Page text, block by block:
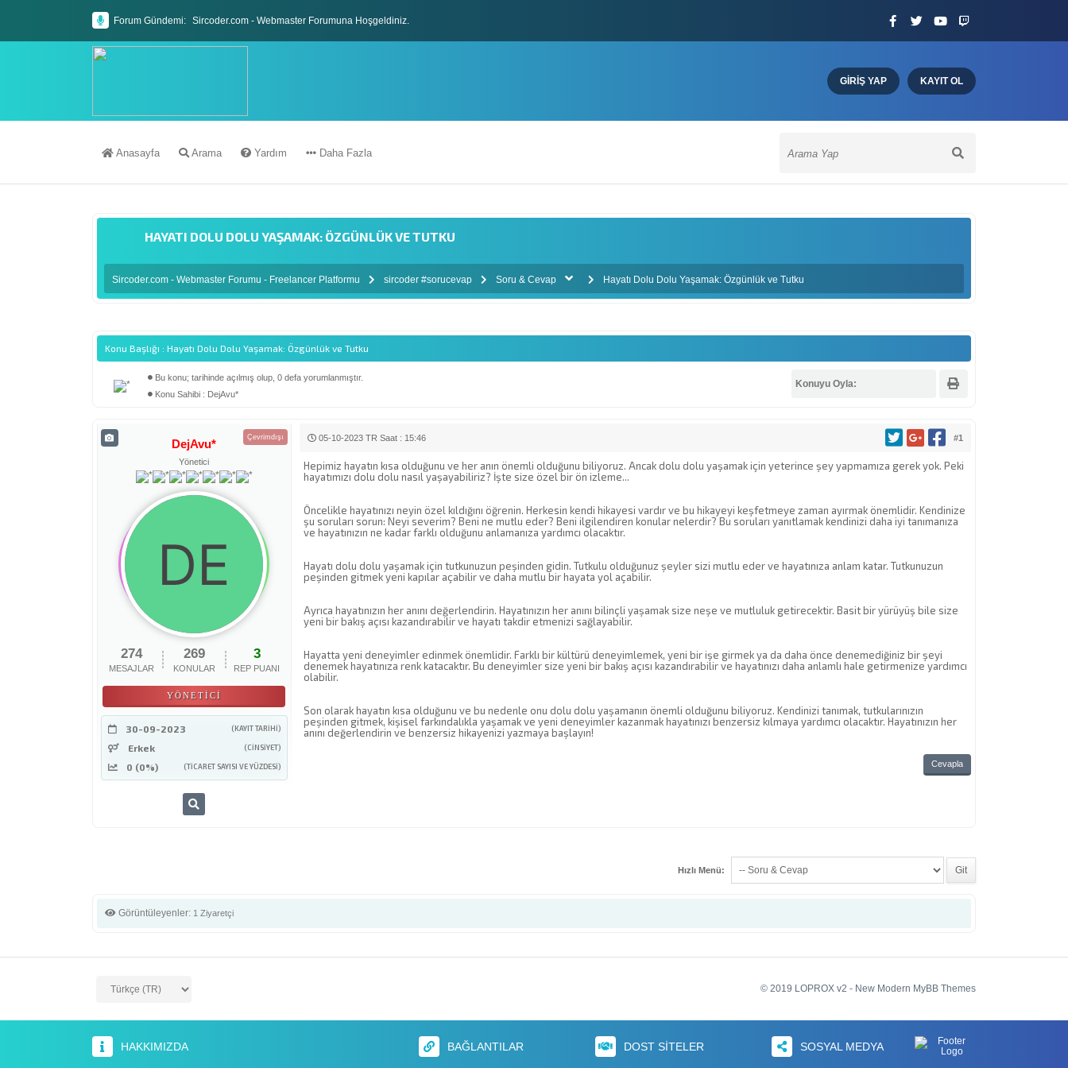
Forum Gündemi: Sircoder.com - Webmaster Forumuna Hoşgeldiniz.
GIRIŞ YAP
KAYIT OL
Anasayfa Arama Yardım Daha Fazla
Sircoder.com - Webmaster Forumu - Freelancer Platformu sircoder #sorucevap Soru & Cevap Hayatı Dolu Dolu Yaşamak: Özgünlük ve Tutku
HAYATI DOLU DOLU YAŞAMAK: ÖZGÜNLÜK VE TUTKU
Konu Başlığı : Hayatı Dolu Dolu Yaşamak: Özgünlük ve Tutku
Bu konu; tarihinde açılmış olup, 0 defa yorumlanmıştır.
Konu Sahibi : DejAvu*
Konuyu Oyla:
Derecelendirme: 0/5 - 0 oy
Çevrimdışı
DejAvu*
Yönetici
274
MESAJLAR
269
KONULAR
3
REP PUANI
YÖNETICI
30-09-2023 (KAYIT TARIHI)
Erkek (CINSIYET)
0 (0%) (TICARET SAYISI VE YÜZDESI)
#1
05-10-2023 TR Saat : 15:46
Hepimiz hayatın kısa olduğunu ve her anın önemli olduğunu biliyoruz. Ancak dolu dolu yaşamak için yeterince şey yapmamıza gerek yok. Peki
hayatımızı dolu dolu nasıl yaşayabiliriz? İşte size özel bir ön izleme...
Öncelikle hayatınızı neyin özel kıldığını öğrenin. Herkesin kendi hikayesi vardır ve bu hikayeyi keşfetmeye zaman ayırmak önemlidir. Kendinize
şu soruları sorun: Neyi severim? Beni ne mutlu eder? Beni ilgilendiren konular nelerdir? Bu soruları yanıtlamak kendinizi daha iyi tanımanıza
ve hayatınızın ne kadar farklı olduğunu anlamanıza yardımcı olacaktır.
Hayatı dolu dolu yaşamak için tutkunuzun peşinden gidin. Tutkulu olduğunuz şeyler sizi mutlu eder ve hayatınıza anlam katar. Tutkunuzun
peşinden gitmek yeni kapılar açabilir ve daha mutlu bir hayata yol açabilir.
Ayrıca hayatınızın her anını değerlendirin. Hayatınızın her anını bilinçli yaşamak size neşe ve mutluluk getirecektir. Basit bir yürüyüş bile size
yeni bir bakış açısı kazandırabilir ve hayatı takdir etmenizi sağlayabilir.
Hayatta yeni deneyimler edinmek önemlidir. Farklı bir kültürü deneyimlemek, yeni bir işe girmek ya da daha önce denemediğiniz bir şeyi
denemek hayatınıza renk katacaktır. Bu deneyimler size yeni bir bakış açısı kazandırabilir ve hayatınızı daha anlamlı hale getirmenize yardımcı
olabilir.
Son olarak hayatın kısa olduğunu ve bu nedenle onu dolu dolu yaşamanın önemli olduğunu biliyoruz. Kendinizi tanımak, tutkularınızın
peşinden gitmek, kişisel farkındalıkla yaşamak ve yeni deneyimler kazanmak hayatınızı benzersiz kılmaya yardımcı olacaktır. Hayatınızın her
anını değerlendirin ve benzersiz hikayenizi yazmaya başlayın!
Cevapla
Hızlı Menü:
Görüntüleyenler: 1 Ziyaretçi
© 2019 LOPROX v2 - New Modern MyBB Themes
HAKKIMIZDA BAĞLANTILAR DOST SITELER SOSYAL MEDYA